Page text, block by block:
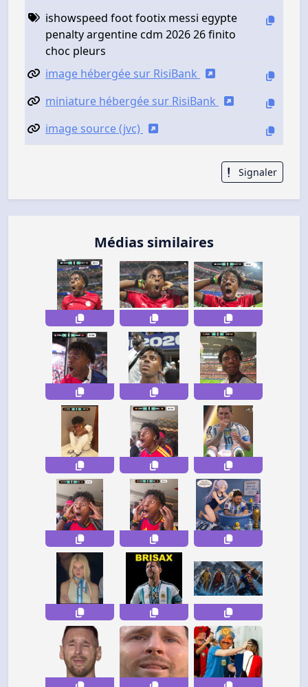
ishowspeed foot footix messi egypte
penalty argentine cdm 2026 26 finito
choc pleurs
image hébergée sur RisiBank
miniature hébergée sur RisiBank
image source (jvc)
Signaler
Médias similaires